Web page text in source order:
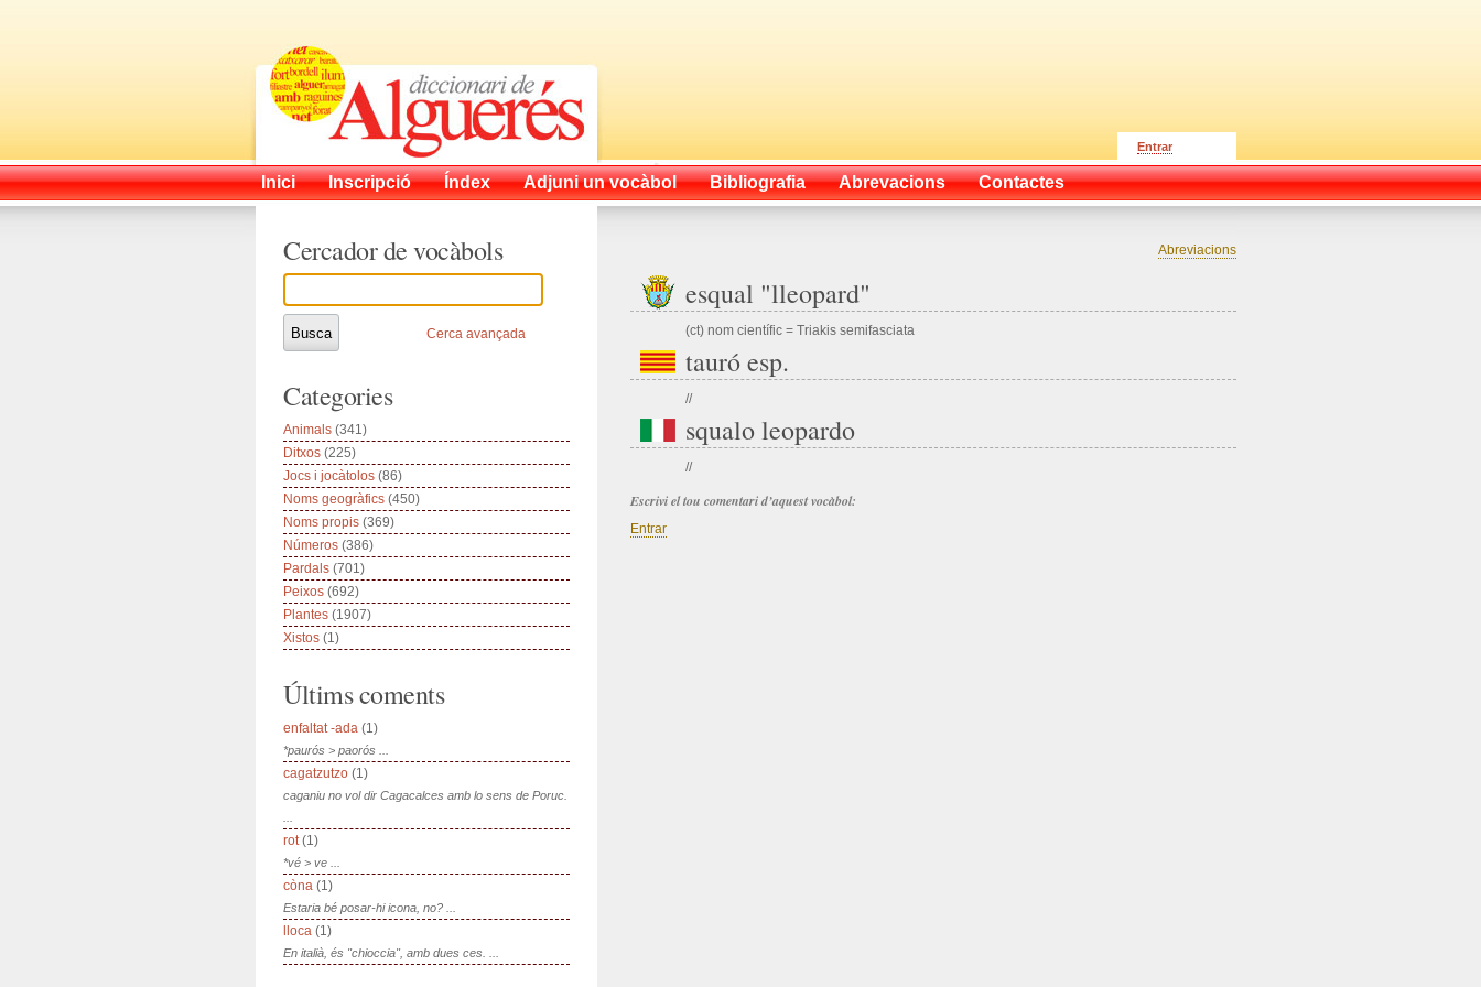
Entrar
Inici Inscripció Índex Adjuni un vocàbol Bibliografia Abrevacions Contactes
Abreviacions
esqual "lleopard"
(ct) nom científic = Triakis semifasciata
tauró esp.
//
squalo leopardo
//
Escrivi el tou comentari d’aquest vocàbol:
Entrar
Cercador de vocàbols
Cerca avançada
Categories
Animals (341)
Ditxos (225)
Jocs i jocàtolos (86)
Noms geogràfics (450)
Noms propis (369)
Números (386)
Pardals (701)
Peixos (692)
Plantes (1907)
Xistos (1)
Últims coments
enfaltat -ada (1)
*paurós > paorós ...
cagatzutzo (1)
caganiu no vol dir Cagacalces amb lo sens de Poruc.
rot(1)
*vé > ve ...
còna (1)
Estaria bé posar-hi icona, no? ...
lloca (1)
En italià, és "chioccia", amb dues ces. ...